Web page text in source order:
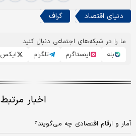
دنیای اقتصاد گراف
ما را در شبکه‌های اجتماعی دنبال کنید
بله
اینستاگرم تلگرام ایکس
اخبار مرتبط
آمار و ارقام اقتصادی چه می‌گویند؟